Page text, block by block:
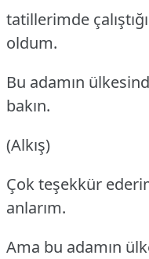
tatillerimde
oldum.
Bu adamın
bakın.
(Alkış)
Çok teşekkür
anlarım.
Ama bu adamın